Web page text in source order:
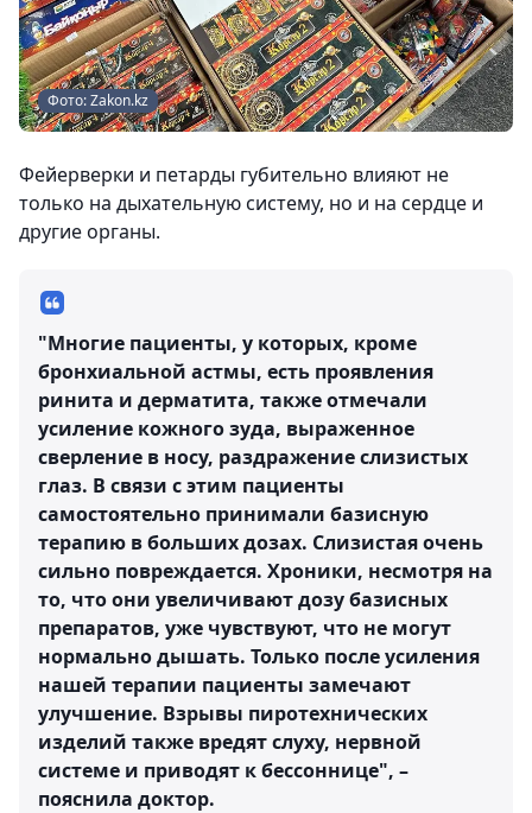
Фото: Zakon.kz
Фейерверки и петарды губительно влияют не
только на дыхательную систему, но и на сердце и
другие органы.
"Многие пациенты, у которых, кроме
бронхиальной астмы, есть проявления
ринита и дерматита, также отмечали
усиление кожного зуда, выраженное
сверление в носу, раздражение слизистых
глаз. В связи с этим пациенты
самостоятельно принимали базисную
терапию в больших дозах. Слизистая очень
сильно повреждается. Хроники, несмотря на
то, что они увеличивают дозу базисных
препаратов, уже чувствуют, что не могут
нормально дышать. Только после усиления
нашей терапии пациенты замечают
улучшение. Взрывы пиротехнических
изделий также вредят слуху, нервной
системе и приводят к бессоннице", –
пояснила доктор.